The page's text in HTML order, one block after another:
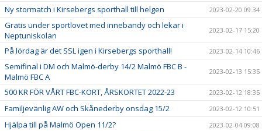
Ny stormatch i Kirsebergs sporthall till helgen 2023-02-20 09:34
Gratis under sportlovet med innebandy och lekar i
Neptuniskolan
2023-02-17 15:20
På lördag är det SSL igen i Kirsebergs sporthall! 2023-02-14 10:46
Semifinal i DM och Malmö-derby 14/2 Malmö FBC B -
Malmö FBC A
2023-02-13 15:35
500 KR FÖR VÅRT FBC-KORT, ÅRSKORTET 2022-23 2023-02-12 18:35
Familjevänlig AW och Skånederby onsdag 15/2 2023-02-12 10:51
Hjälpa till på Malmö Open 11/2? 2023-02-04 09:08